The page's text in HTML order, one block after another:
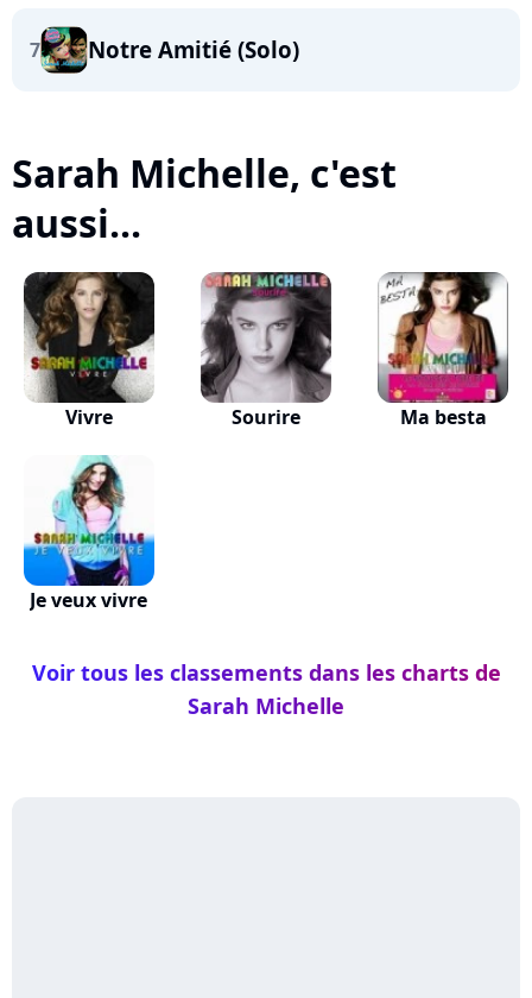
7 Notre Amitié (Solo)
Sarah Michelle, c'est
aussi...
Vivre Sourire Ma besta
Je veux vivre
Voir tous les classements dans les charts de
Sarah Michelle